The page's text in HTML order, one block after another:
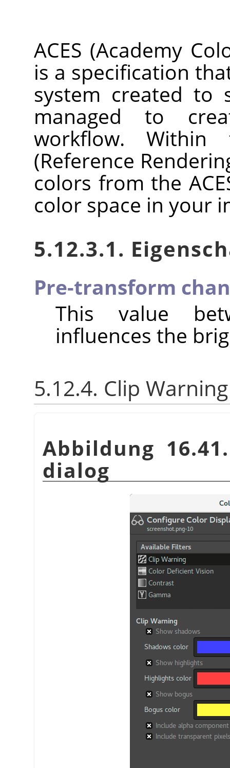
ACES (Academy
is a specification
system created to
managed to
workflow.
(Reference
colors from the
color space in your
5.12.3.1.
Pre-transform
This value
influences the
5.12.4. Clip Warning
Abbildung
dialog